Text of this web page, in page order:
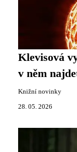
Klevisová
v něm
Knižní novinky
28. 05. 2026